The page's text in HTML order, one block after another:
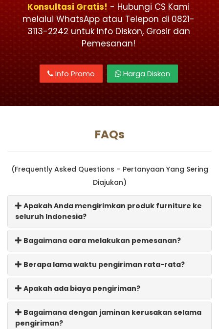
Konsultasi Gratis! - Hubungi CS Kami
melalui WhatsApp atau Telepon di 0821-
3113-2242 untuk Info Diskon, Grosir dan
Pemesanan!
Info Promo Harga Diskon
FAQs
(Frequently Asked Questions – Pertanyaan Yang Sering
Diajukan)
Apakah Anda mengirimkan produk furniture ke
seluruh Indonesia?
Bagaimana cara melakukan pemesanan?
Berapa lama waktu pengiriman rata-rata?
Apakah ada biaya pengiriman?
Bagaimana dengan jaminan kerusakan selama
pengiriman?